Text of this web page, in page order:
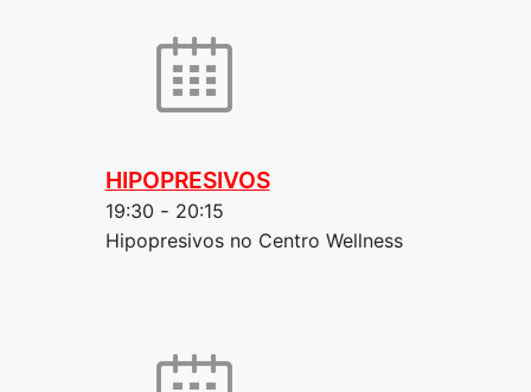
HIPOPRESIVOS
19:30 - 20:15
Hipopresivos no Centro Wellness